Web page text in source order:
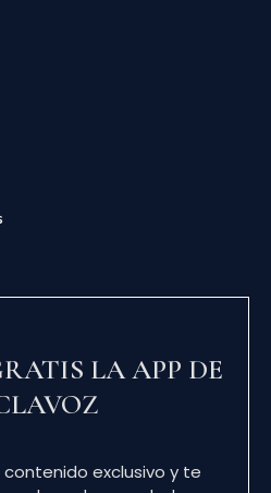
LA APP DE
exclusivo y te